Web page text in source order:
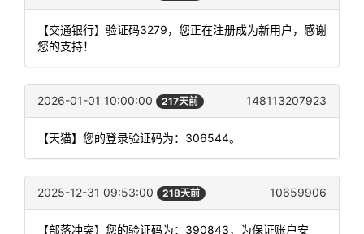
【交通银行】验证码3279，您正在注册成为新用户，感谢
您的支持！
2026-01-01 10:00:00 217天前 148113207923
【天猫】您的登录验证码为：306544。
2025-12-31 09:53:00 218天前 10659906
【部落冲突】您的验证码为：390843，为保证账户安